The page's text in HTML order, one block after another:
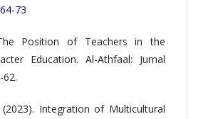
73
Position of Teachers in the
Education. Al-Athfaal: Jurnal
62.
Integration of Multicultural